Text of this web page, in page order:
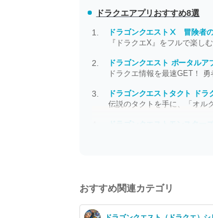
ドラクエアプリおすすめ8選
ドラゴンクエストⅩ 冒険者
『ドラクエX』をフルで楽し
ドラゴンクエスト ポータルア
ドラクエ情報を最速GET！
ドラゴンクエストタクト ドラ
伝説のタクトを手に、「オル
ドラゴンクエストモンスタ
DQMの原点がパワーアップ
おすすめ関連カテゴリ